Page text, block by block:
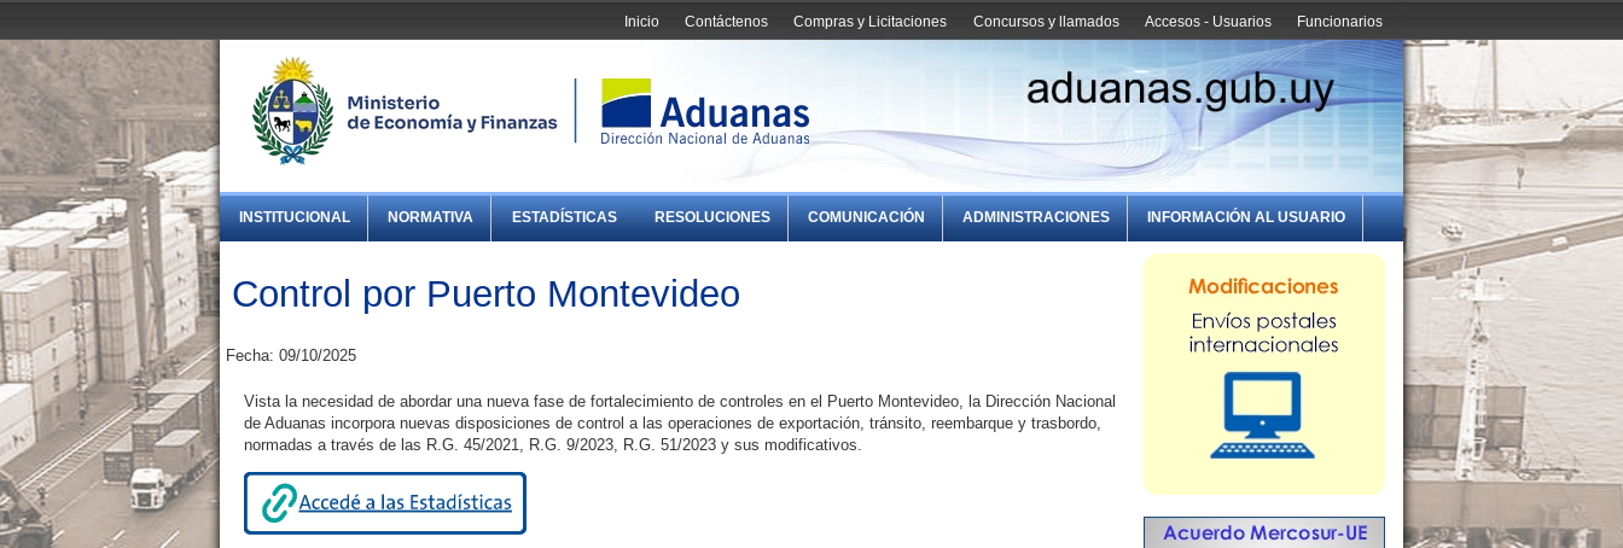
Funcionarios
Accesos - Usuarios
Concursos y llamados
Compras y Licitaciones
Contáctenos
Inicio
INSTITUCIONAL NORMATIVA ESTADÍSTICAS RESOLUCIONES COMUNICACIÓN ADMINISTRACIONES INFORMACIÓN AL USUARIO
Control por Puerto Montevideo
Fecha: 09/10/2025
Vista la necesidad de abordar una nueva fase de fortalecimiento de controles en el Puerto Montevideo, la Dirección Nacional
de Aduanas incorpora nuevas disposiciones de control a las operaciones de exportación, tránsito, reembarque y trasbordo,
normadas a través de las R.G. 45/2021, R.G. 9/2023, R.G. 51/2023 y sus modificativos.